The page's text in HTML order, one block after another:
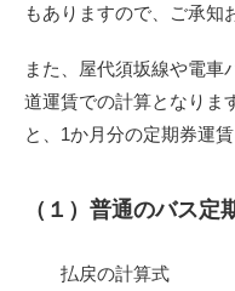
もありますので、ご承知
また、屋代須坂線や電車
道運賃での計算となりま
と、1か月分の定期券運
（１）普通のバス定
払戻の計算式